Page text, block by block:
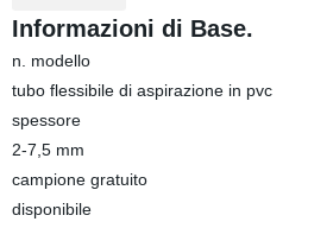
Informazioni di Base.
n. modello
tubo flessibile di aspirazione in pvc
spessore
2-7,5 mm
campione gratuito
disponibile